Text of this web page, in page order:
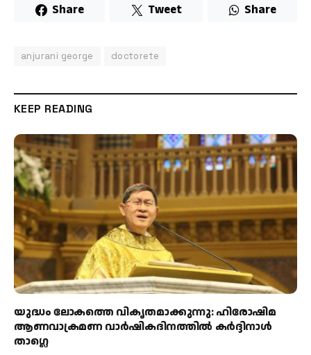
Share Tweet Share
anjurani george doctorete
KEEP READING
യുദ്ധം ലോകത്തെ വികൃതമാക്കുന്നു: ഹിരോഷിമ
ആണവാക്രമണ വാർഷികദിനത്തിൽ കർദ്ദിനാൾ
താഗ്ലെ